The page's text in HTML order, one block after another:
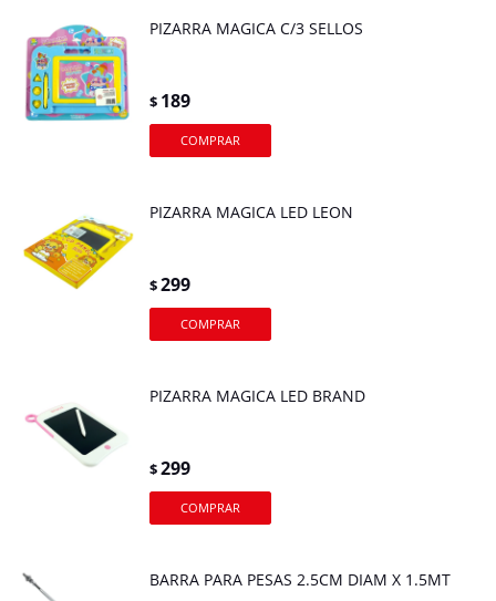
PIZARRA MAGICA C/3 SELLOS
$ 189
PIZARRA MAGICA LED LEON
$299
PIZARRA MAGICA LED BRAND
$299
BARRA PARA PESAS 2.5CM DIAM X 1.5MT